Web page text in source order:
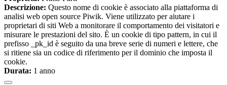
Descrizione: Questo nome di cookie è associato alla piattaforma di
analisi web open source Piwik. Viene utilizzato per aiutare i
proprietari di siti Web a monitorare il comportamento dei visitatori e
misurare le prestazioni del sito. È un cookie di tipo pattern, in cui il
prefisso _pk_id è seguito da una breve serie di numeri e lettere, che
si ritiene sia un codice di riferimento per il dominio che imposta il
cookie.
Durata: 1 anno